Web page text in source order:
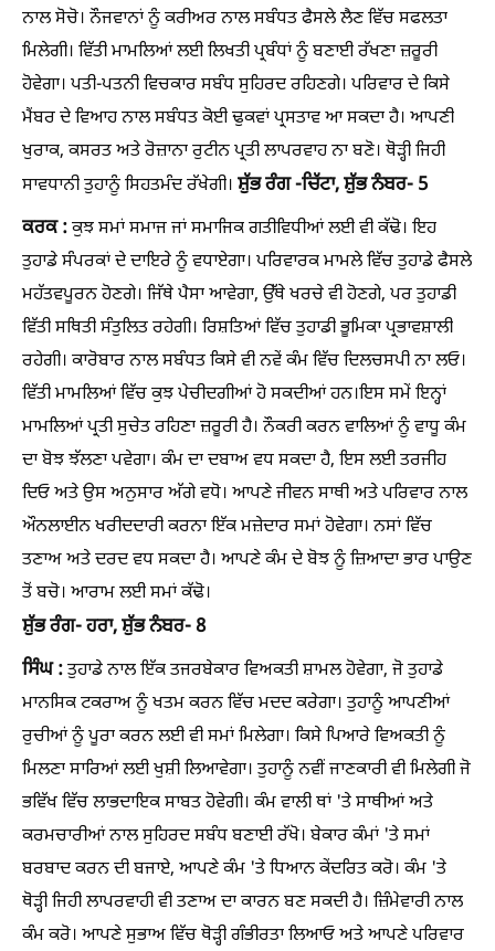
ਨਾਲ ਸੋਚੋ। ਨੌਜਵਾਨਾਂ ਨੂੰ ਕਰੀਅਰ ਨਾਲ ਸਬੰਧਤ ਫੈਸਲੇ ਲੈਣ ਵਿੱਚ ਸਫਲਤਾ
ਮਿਲੇਗੀ। ਵਿੱਤੀ ਮਾਮਲਿਆਂ ਲਈ ਲਿਖਤੀ ਪ੍ਰਬੰਧਾਂ ਨੂੰ ਬਣਾਈ ਰੱਖਣਾ ਜ਼ਰੂਰੀ
ਹੋਵੇਗਾ। ਪਤੀ-ਪਤਨੀ ਵਿਚਕਾਰ ਸਬੰਧ ਸੁਹਿਰਦ ਰਹਿਣਗੇ। ਪਰਿਵਾਰ ਦੇ ਕਿਸੇ
ਮੈਂਬਰ ਦੇ ਵਿਆਹ ਨਾਲ ਸਬੰਧਤ ਕੋਈ ਢੁਕਵਾਂ ਪ੍ਰਸਤਾਵ ਆ ਸਕਦਾ ਹੈ। ਆਪਣੀ
ਖੁਰਾਕ, ਕਸਰਤ ਅਤੇ ਰੋਜ਼ਾਨਾ ਰੁਟੀਨ ਪ੍ਰਤੀ ਲਾਪਰਵਾਹ ਨਾ ਬਣੋ। ਥੋੜ੍ਹੀ ਜਿਹੀ
ਸਾਵਧਾਨੀ ਤੁਹਾਨੂੰ ਸਿਹਤਮੰਦ ਰੱਖੇਗੀ। ਸ਼ੁੱਭ ਰੰਗ -ਚਿੱਟਾ, ਸ਼ੁੱਭ ਨੰਬਰ- 5
ਕਰਕ :ਕੁਝ ਸਮਾਂ ਸਮਾਜ ਜਾਂ ਸਮਾਜਿਕ ਗਤੀਵਿਧੀਆਂ ਲਈ ਵੀ ਕੱਢੋ। ਇਹ
ਤੁਹਾਡੇ ਸੰਪਰਕਾਂ ਦੇ ਦਾਇਰੇ ਨੂੰ ਵਧਾਏਗਾ। ਪਰਿਵਾਰਕ ਮਾਮਲੇ ਵਿੱਚ ਤੁਹਾਡੇ ਫੈਸਲੇ
ਮਹੱਤਵਪੂਰਨ ਹੋਣਗੇ। ਜਿੱਥੇ ਪੈਸਾ ਆਵੇਗਾ, ਉੱਥੇ ਖਰਚੇ ਵੀ ਹੋਣਗੇ, ਪਰ ਤੁਹਾਡੀ
ਵਿੱਤੀ ਸਥਿਤੀ ਸੰਤੁਲਿਤ ਰਹੇਗੀ। ਰਿਸ਼ਤਿਆਂ ਵਿੱਚ ਤੁਹਾਡੀ ਭੂਮਿਕਾ ਪ੍ਰਭਾਵਸ਼ਾਲੀ
ਰਹੇਗੀ। ਕਾਰੋਬਾਰ ਨਾਲ ਸਬੰਧਤ ਕਿਸੇ ਵੀ ਨਵੇਂ ਕੰਮ ਵਿੱਚ ਦਿਲਚਸਪੀ ਨਾ ਲਓ।
ਵਿੱਤੀ ਮਾਮਲਿਆਂ ਵਿੱਚ ਕੁਝ ਪੇਚੀਦਗੀਆਂ ਹੋ ਸਕਦੀਆਂ ਹਨ।ਇਸ ਸਮੇਂ ਇਨ੍ਹਾਂ
ਮਾਮਲਿਆਂ ਪ੍ਰਤੀ ਸੁਚੇਤ ਰਹਿਣਾ ਜ਼ਰੂਰੀ ਹੈ। ਨੌਕਰੀ ਕਰਨ ਵਾਲਿਆਂ ਨੂੰ ਵਾਧੂ ਕੰਮ
ਦਾ ਬੋਝ ਝੱਲਣਾ ਪਵੇਗਾ। ਕੰਮ ਦਾ ਦਬਾਅ ਵਧ ਸਕਦਾ ਹੈ, ਇਸ ਲਈ ਤਰਜੀਹ
ਦਿਓ ਅਤੇ ਉਸ ਅਨੁਸਾਰ ਅੱਗੇ ਵਧੋ। ਆਪਣੇ ਜੀਵਨ ਸਾਥੀ ਅਤੇ ਪਰਿਵਾਰ ਨਾਲ
ਔਨਲਾਈਨ ਖਰੀਦਦਾਰੀ ਕਰਨਾ ਇੱਕ ਮਜ਼ੇਦਾਰ ਸਮਾਂ ਹੋਵੇਗਾ। ਨਸਾਂ ਵਿੱਚ
ਤਣਾਅ ਅਤੇ ਦਰਦ ਵਧ ਸਕਦਾ ਹੈ। ਆਪਣੇ ਕੰਮ ਦੇ ਬੋਝ ਨੂੰ ਜ਼ਿਆਦਾ ਭਾਰ ਪਾਉਣ
ਤੋਂ ਬਚੋ। ਆਰਾਮ ਲਈ ਸਮਾਂ ਕੱਢੋ।
ਸ਼ੁੱਭ ਰੰਗ- ਹਰਾ, ਸ਼ੁੱਭ ਨੰਬਰ- 8
ਸਿੰਘ :ਤੁਹਾਡੇ ਨਾਲ ਇੱਕ ਤਜਰਬੇਕਾਰ ਵਿਅਕਤੀ ਸ਼ਾਮਲ ਹੋਵੇਗਾ, ਜੋ ਤੁਹਾਡੇ
ਮਾਨਸਿਕ ਟਕਰਾਅ ਨੂੰ ਖਤਮ ਕਰਨ ਵਿੱਚ ਮਦਦ ਕਰੇਗਾ। ਤੁਹਾਨੂੰ ਆਪਣੀਆਂ
ਰੁਚੀਆਂ ਨੂੰ ਪੂਰਾ ਕਰਨ ਲਈ ਵੀ ਸਮਾਂ ਮਿਲੇਗਾ। ਕਿਸੇ ਪਿਆਰੇ ਵਿਅਕਤੀ ਨੂੰ
ਮਿਲਣਾ ਸਾਰਿਆਂ ਲਈ ਖੁਸ਼ੀ ਲਿਆਵੇਗਾ। ਤੁਹਾਨੂੰ ਨਵੀਂ ਜਾਣਕਾਰੀ ਵੀ ਮਿਲੇਗੀ ਜੋ
ਭਵਿੱਖ ਵਿੱਚ ਲਾਭਦਾਇਕ ਸਾਬਤ ਹੋਵੇਗੀ। ਕੰਮ ਵਾਲੀ ਥਾਂ 'ਤੇ ਸਾਥੀਆਂ ਅਤੇ
ਕਰਮਚਾਰੀਆਂ ਨਾਲ ਸੁਹਿਰਦ ਸਬੰਧ ਬਣਾਈ ਰੱਖੋ। ਬੇਕਾਰ ਕੰਮਾਂ 'ਤੇ ਸਮਾਂ
ਬਰਬਾਦ ਕਰਨ ਦੀ ਬਜਾਏ, ਆਪਣੇ ਕੰਮ 'ਤੇ ਧਿਆਨ ਕੇਂਦਰਿਤ ਕਰੋ। ਕੰਮ 'ਤੇ
ਥੋੜ੍ਹੀ ਜਿਹੀ ਲਾਪਰਵਾਹੀ ਵੀ ਤਣਾਅ ਦਾ ਕਾਰਨ ਬਣ ਸਕਦੀ ਹੈ। ਜ਼ਿੰਮੇਵਾਰੀ ਨਾਲ
ਕੰਮ ਕਰੋ। ਆਪਣੇ ਸੁਭਾਅ ਵਿੱਚ ਥੋੜ੍ਹੀ ਗੰਭੀਰਤਾ ਲਿਆਓ ਅਤੇ ਆਪਣੇ ਪਰਿਵਾਰ